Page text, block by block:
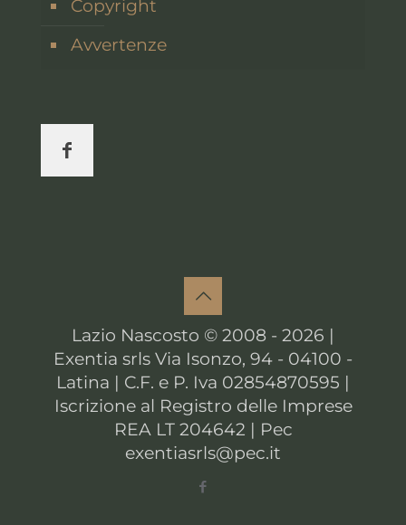
Copyright
Avvertenze
Lazio Nascosto © 2008 - 2026 |
Exentia srls Via Isonzo, 94 - 04100 -
Latina | C.F. e P. Iva 02854870595 |
Iscrizione al Registro delle Imprese
REA LT 204642 | Pec
exentiasrls@pec.it